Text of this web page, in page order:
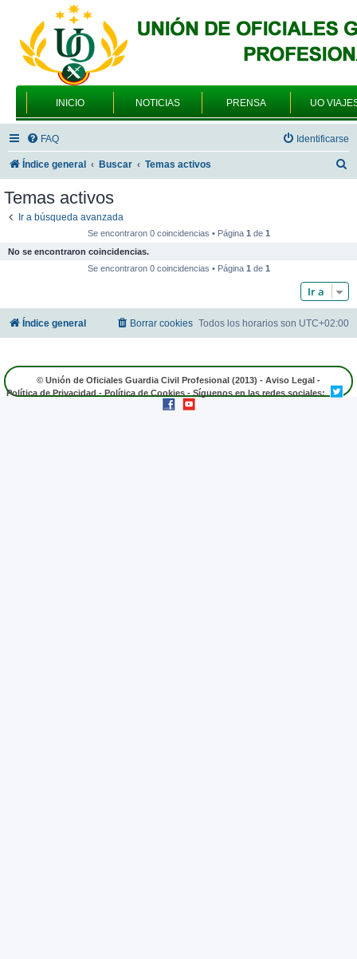
INICIO NOTICIAS PRENSA UO
FAQ Identificarse
Índice general Buscar Temas activos
Temas activos
Ir a búsqueda avanzada
Se encontraron 0 coincidencias • Página 1de 1
No se encontraron coincidencias.
Se encontraron 0 coincidencias • Página 1de 1
Ir a
Índice general Todos los horarios son UTC+02:00
Borrar cookies
© Unión de Oficiales Guardia Civil Profesional (2013) - Aviso Legal -
Política de Privacidad-Política de Cookies- Síguenos en las redes sociales: